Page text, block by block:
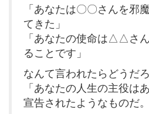
「あなたは〇〇さんを邪
てきた」
「あなたの使命は△△さ
ることです」
なんて言われたらどうだ
「あなたの人生の主役は
宣告されたようなものだ。